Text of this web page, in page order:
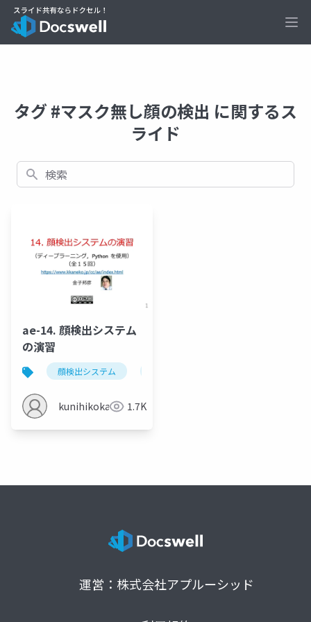
タグ #マスク無し顔の検出 に関するス
ライド
検索
ae-14. 顔検出システム
の演習
顔検出システム
kunihikokaneko1.7K
運営：株式会社アプルーシッド